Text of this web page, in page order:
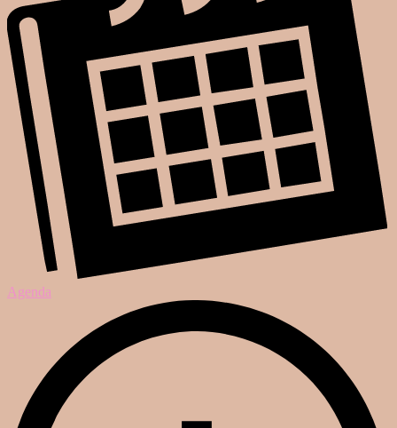
Agenda